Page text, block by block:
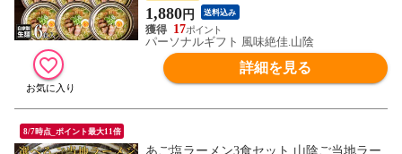
1,880円 送料込み
17
パーソナルギフト 風味絶佳.山陰
詳細を見る
8/7時点_ポイント最大11倍
あご塩ラーメン3食セット 山陰ご当地ラー